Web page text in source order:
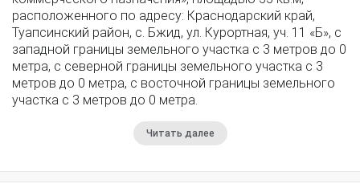
расположенного по адресу: Краснодарский край,
Туапсинский район, с. Бжид, ул. Курортная, уч. 11 «Б», с
западной границы земельного участка с 3 метров до 0
метра, с северной границы земельного участка с 3
метров до 0 метра, с восточной границы земельного
участка с 3 метров до 0 метра.
Читать далее